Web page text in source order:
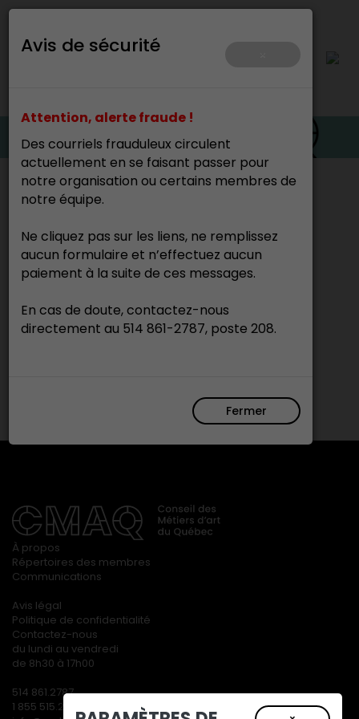
Avis de sécurité
Attention, alerte fraude !
Des courriels frauduleux circulent
actuellement en se faisant passer pour
notre organisation ou certains membres de
notre équipe.
Ne cliquez pas sur les liens, ne remplissez
aucun formulaire et n’effectuez aucun
paiement à la suite de ces messages.
En cas de doute, contactez-nous
directement au 514 861-2787, poste 208.
Fermer
Accueil>
Cette page n’existe pas.
À propos
Répertoires des membres
Communications
Avis légal
Politique de confidentialité
Contactez-nous
du lundi au vendredi
de 8h30 à 17h00
514 861.2787
1 855 515.2787